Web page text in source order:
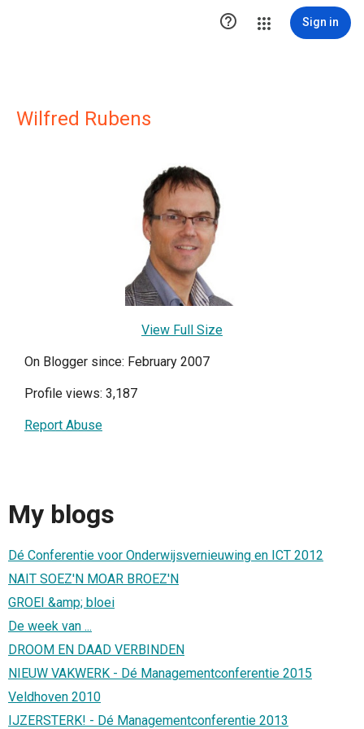
 Sign in
Wilfred Rubens
View Full Size
On Blogger since: February 2007
Profile views: 3,187
Report Abuse
My blogs
Dé Conferentie voor Onderwijsvernieuwing en ICT 2012
NAIT SOEZ'N MOAR BROEZ'N
GROEI &amp; bloei
De week van ...
DROOM EN DAAD VERBINDEN
NIEUW VAKWERK - Dé Managementconferentie 2015
Veldhoven 2010
IJZERSTERK! - Dé Managementconferentie 2013